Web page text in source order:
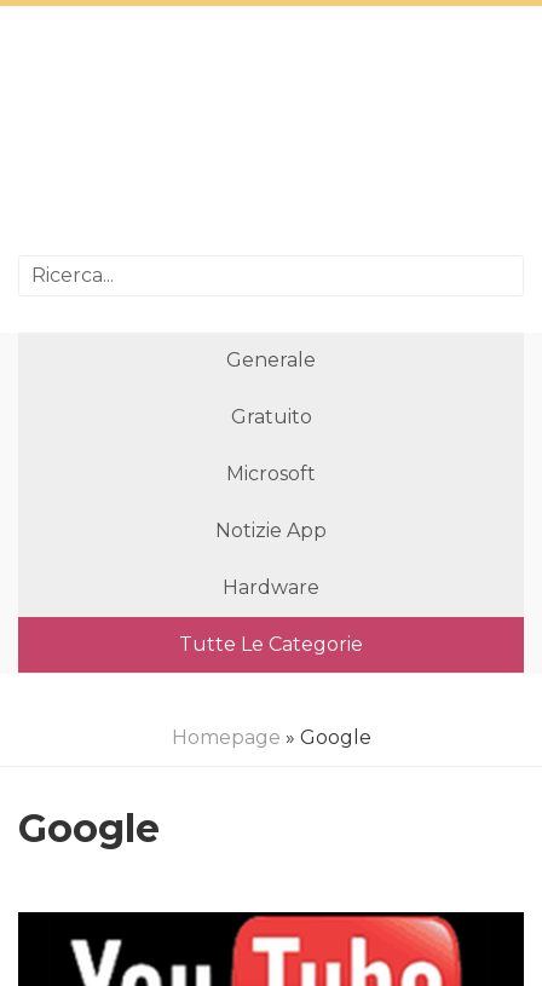
Generale
Gratuito
Microsoft
Notizie App
Hardware
Tutte Le Categorie
Homepage » Google
Google